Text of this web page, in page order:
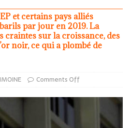
et certains pays alliés
par jour en 2019. La
craintes sur la croissance, des
noir, ce qui a plombé de
Comments Off